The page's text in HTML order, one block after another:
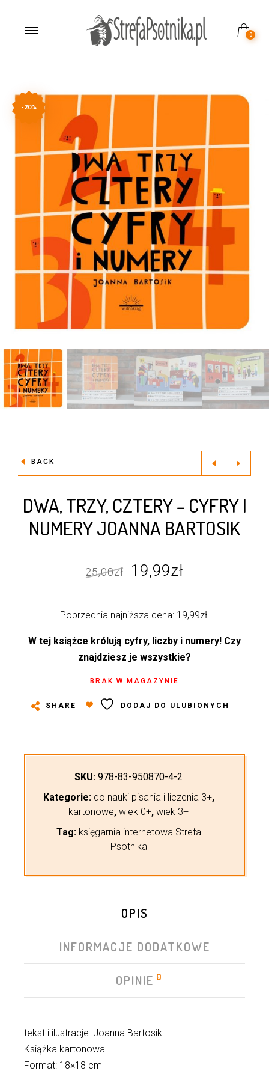
0
-20%
BACK
DWA, TRZY, CZTERY – CYFRY I
NUMERY JOANNA BARTOSIK
25,00zł
Pierwotna
wynosiła:
25,00zł.
19,99zł
wynosi:
19,99zł.
Poprzednia najniższa cena: 19,99zł.
W tej książce królują cyfry, liczby i numery! Czy
znajdziesz je wszystkie?
BRAK W MAGAZYNIE
SHARE DODAJ DO ULUBIONYCH
SKU: 978-83-950870-4-2
Kategorie: do nauki pisania i liczenia 3+,
kartonowe, wiek 0+, wiek 3+
Tag: księgarnia internetowa Strefa
Psotnika
OPIS
INFORMACJE DODATKOWE
OPINIE 0
tekst i ilustracje: Joanna Bartosik
Książka kartonowa
Format: 18×18 cm